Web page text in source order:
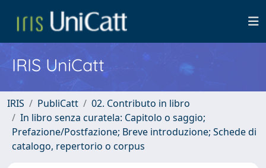
IRIS UniCatt
IRIS PubliCatt
02. Contributo in libro
In libro senza curatela: Capitolo o saggio;
Prefazione/Postfazione; Breve introduzione; Schede di
catalogo, repertorio o corpus